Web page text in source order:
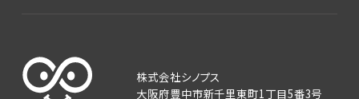
株式会社シノプス
大阪府豊中市新千里東町1丁目5番3号